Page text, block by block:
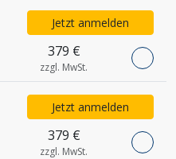
379 €
zzgl. MwSt.
Jetzt anmelden
379 €
zzgl. MwSt.
Jetzt anmelden